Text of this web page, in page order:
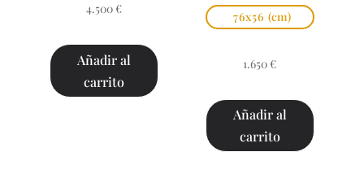
4.500 €
Añadir al
carrito
76x56 (cm)
1.650 €
Añadir al
carrito